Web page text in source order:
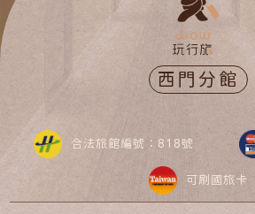
西門分館
合法旅館編號：818號
可刷國旅卡